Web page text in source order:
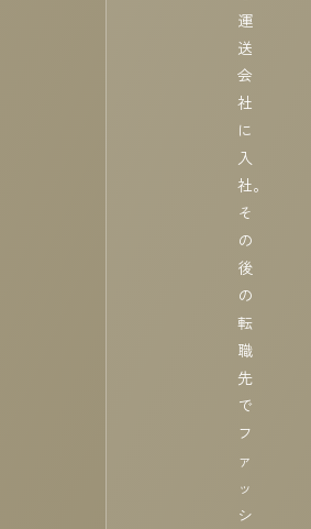
運
送
会
社
に
入
社。
そ
の
後
の
転
職
先
で
フ
ァ
ッ
シ